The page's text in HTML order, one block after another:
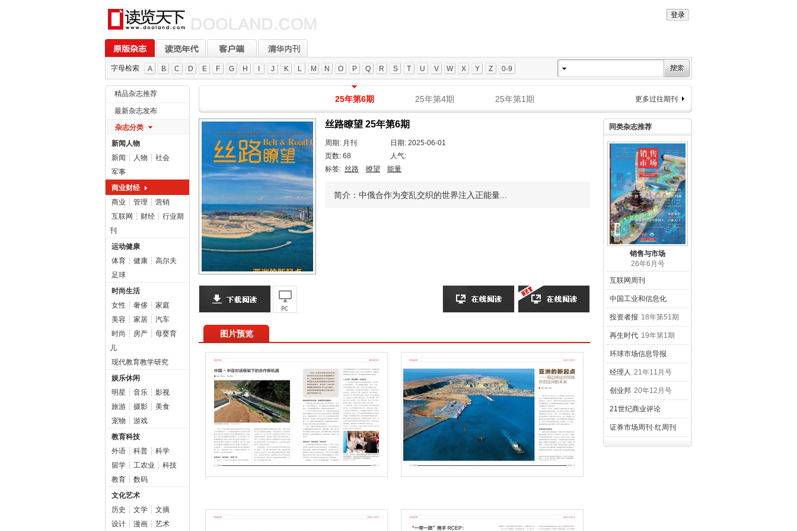
字母检索 A B C D E F G H J K L M N O P Q R S T U V W X Y Z 0-9
精品杂志推荐
最新杂志发布
杂志分类
新闻人物
新闻 ┆ 人物 ┆ 社会
军事
商业财经
商业 ┆ 管理 ┆ 营销
互联网 ┆ 财经 ┆ 行业期
刊
运动健康
体育 ┆ 健康 ┆ 高尔夫
足球
时尚生活
女性 ┆ 奢侈 ┆ 家庭
美容 ┆ 家居 ┆ 汽车
时尚 ┆ 房产 ┆ 母婴育
儿
现代教育教学研究
娱乐休闲
明星 ┆ 音乐 ┆ 影视
旅游 ┆ 摄影 ┆ 美食
宠物 ┆ 游戏
教育科技
外语 ┆ 科普 ┆ 科学
留学 ┆ 工农业 ┆ 科技
教育 ┆ 数码
文化艺术
历史 ┆ 文学 ┆ 文摘
设计 ┆ 漫画 ┆ 艺术
25年第6期 25年第4期 25年第1期 更多过往期刊
丝路瞭望 25年第6期
周期: 月刊
日期: 2025-06-01
页数: 68
人气:
标签: 丝路 瞭望 能量
简介：中俄合作为变乱交织的世界注入正能量...
图片预览
同类杂志推荐
销售与市场
26年6月号
互联网周刊
2026年第12期
中国工业和信息化
21年1月号
投资者报 18年第51期
再生时代 19年第1期
环球市场信息导报
18年41期
经理人 21年11月号
创业邦 20年12月号
21世纪商业评论
26年5月号
证券市场周刊·红周刊
23年第7期